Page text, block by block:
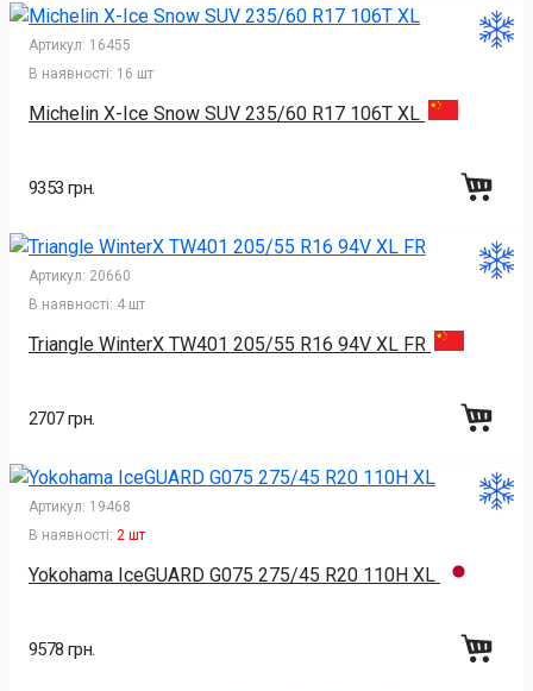
Артикул: 16455
В наявності: 16 шт
Michelin X-Ice Snow SUV 235/60 R17 106T XL
9353 грн.
Артикул: 20660
В наявності: 4 шт
Triangle WinterX TW401 205/55 R16 94V XL FR
2707 грн.
Артикул: 19468
В наявності: 2 шт
Yokohama IceGUARD G075 275/45 R20 110H XL
9578 грн.